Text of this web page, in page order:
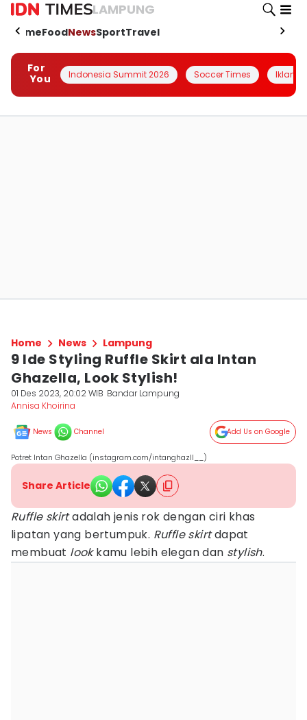
LAMPUNG
HomeFoodNewsSportTravel
For
You
Indonesia Summit 2026 Soccer Times Iklanin
Home News Lampung
9 Ide Styling Ruffle Skirt ala Intan
Ghazella, Look Stylish!
01 Des 2023, 20:02 WIB Bandar Lampung
Annisa Khoirina
News Channel Add Us on Google
Potret Intan Ghazella (instagram.com/intanghazll__)
Share Article
Ruffle skirtadalah jenis rok dengan ciri khas
lipatan yang bertumpuk. Ruffle skirtdapat
membuat lookkamu lebih elegan dan stylish.